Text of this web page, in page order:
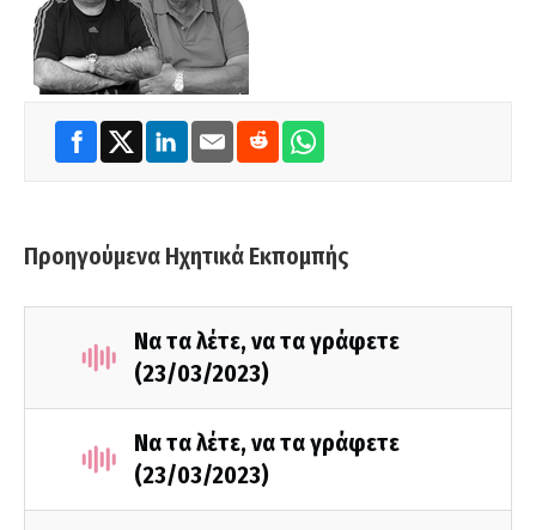
Προηγούμενα Ηχητικά Εκπομπής
Να τα λέτε, να τα γράφετε
(23/03/2023)
Να τα λέτε, να τα γράφετε
(23/03/2023)